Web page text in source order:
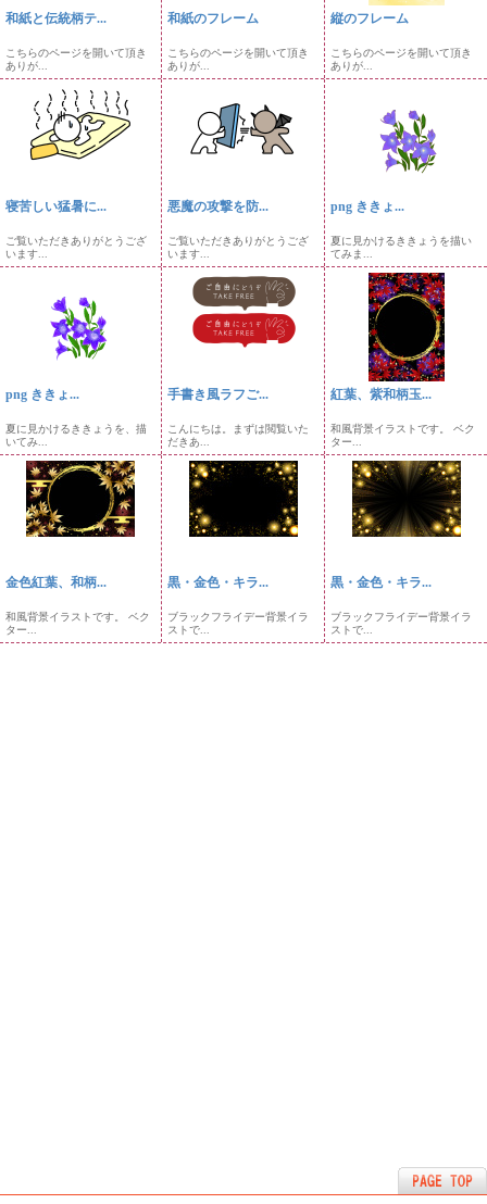
和紙と伝統柄テ...
こちらのページを開いて頂き
ありが...
和紙のフレーム
こちらのページを開いて頂き
ありが...
縦のフレーム
こちらのページを開いて頂き
ありが...
寝苦しい猛暑に...
ご覧いただきありがとうござ
います...
悪魔の攻撃を防...
ご覧いただきありがとうござ
います...
png ききょ...
夏に見かけるききょうを描い
てみま...
png ききょ...
夏に見かけるききょうを、描
いてみ...
手書き風ラフご...
こんにちは。まずは閲覧いた
だきあ...
紅葉、紫和柄玉...
和風背景イラストです。 ベク
ター...
金色紅葉、和柄...
和風背景イラストです。 ベク
ター...
黒・金色・キラ...
ブラックフライデー背景イラ
ストで...
黒・金色・キラ...
ブラックフライデー背景イラ
ストで...